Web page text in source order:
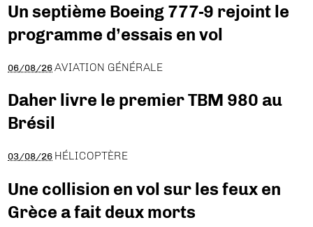
Un septième Boeing 777-9 rejoint le
programme d’essais en vol
06/08/26 AVIATION GÉNÉRALE
Daher livre le premier TBM 980 au
Brésil
03/08/26 HÉLICOPTÈRE
Une collision en vol sur les feux en
Grèce a fait deux morts